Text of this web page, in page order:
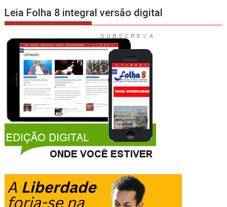
Leia Folha 8 integral versão digital